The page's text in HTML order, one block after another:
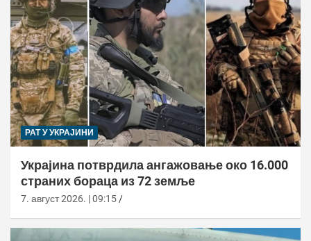
РАТ У УКРАЈИНИ
Украјина потврдила ангажовање око 16.000
страних бораца из 72 земље
7. август 2026. | 09:15